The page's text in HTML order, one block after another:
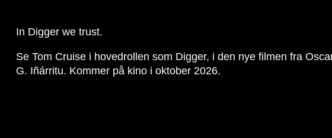
In Digger we trust.
Se Tom Cruise i hovedrollen som Digger, i den nye filmen fra
G. Iñárritu. Kommer på kino i oktober 2026.